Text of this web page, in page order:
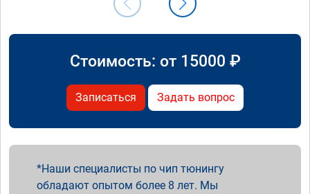
Стоимость: от 15000 ₽
Записаться Задать вопрос
Наши специалисты по чип тюнингу
обладают опытом более 8 лет. Мы